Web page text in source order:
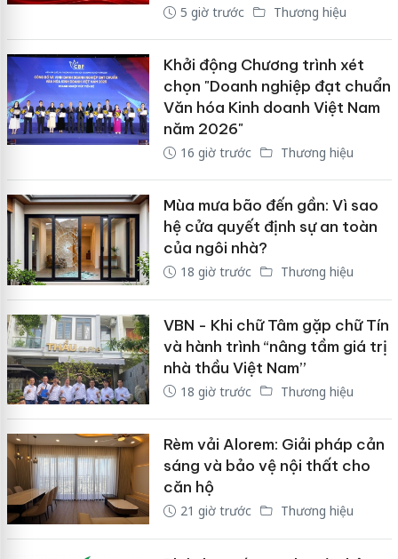
5 giờ trước Thương hiệu
Khởi động Chương trình xét
chọn "Doanh nghiệp đạt chuẩn
Văn hóa Kinh doanh Việt Nam
năm 2026"
16 giờ trước Thương hiệu
Mùa mưa bão đến gần: Vì sao
hệ cửa quyết định sự an toàn
của ngôi nhà?
18 giờ trước Thương hiệu
VBN - Khi chữ Tâm gặp chữ Tín
và hành trình “nâng tầm giá trị
nhà thầu Việt Nam”
18 giờ trước Thương hiệu
Rèm vải Alorem: Giải pháp cản
sáng và bảo vệ nội thất cho
căn hộ
21 giờ trước Thương hiệu